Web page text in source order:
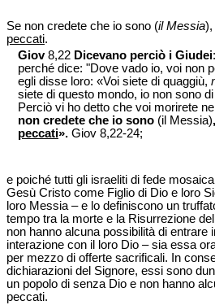
Se non credete che io sono (il Messia),
peccati.
Giov8,22 Dicevano perciò i Giudei
perché dice: "Dove vado io, voi non
egli disse loro: «Voi siete di quaggiù,
siete di questo mondo, io non sono
Perciò vi ho detto che voi morirete
non credete che io sono (il Messia),
peccati». Giov 8,22-24;
e poiché tutti gli israeliti di fede
Gesù Cristo come Figlio di Dio e loro
loro Messia – e lo definiscono un
tempo tra la morte e la Risurrezione
non hanno alcuna possibilità di entrare
interazione con il loro Dio – sia essa
per mezzo di offerte sacrificali. In
dichiarazioni del Signore, essi sono
un popolo di senza Dio e non hanno
peccati.